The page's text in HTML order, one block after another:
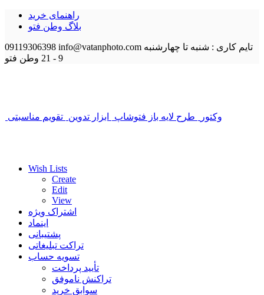
راهنمای خرید
بلاگ وطن فتو
09119306398 info@vatanphoto.com تایم کاری : شنبه تا چهارشنبه
9 - 21
وطن فتو
وکتور طرح لایه باز فتوشاپ ابزار تدوین تقویم مناسبتی
Wish Lists
Create
Edit
View
اشتراک ویژه
اینماد
پشتیبانی
تراکت تبلیغاتی
تسویه حساب
تأیید پرداخت
تراکنش ناموفق
سوابق خرید